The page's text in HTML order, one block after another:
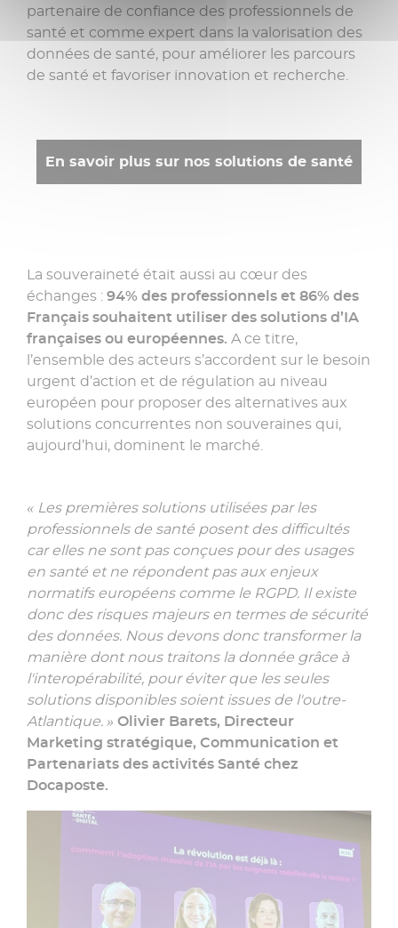
partenaire de confiance des professionnels de
santé et comme expert dans la valorisation des
données de santé, pour améliorer les parcours
de santé et favoriser innovation et recherche.
En savoir plus sur nos solutions de santé
La souveraineté était aussi au cœur des
échanges : 94% des professionnels et 86% des
Français souhaitent utiliser des solutions d’IA
françaises ou européennes. A ce titre,
l’ensemble des acteurs s’accordent sur le besoin
urgent d’action et de régulation au niveau
européen pour proposer des alternatives aux
solutions concurrentes non souveraines qui,
aujourd’hui, dominent le marché.
« Les premières solutions utilisées par les
professionnels de santé posent des difficultés
car elles ne sont pas conçues pour des usages
en santé et ne répondent pas aux enjeux
normatifs européens comme le RGPD. Il existe
donc des risques majeurs en termes de sécurité
des données. Nous devons donc transformer la
manière dont nous traitons la donnée grâce à
l'interopérabilité, pour éviter que les seules
solutions disponibles soient issues de l'outre-
Atlantique. » Olivier Barets, Directeur
Marketing stratégique, Communication et
Partenariats des activités Santé chez
Docaposte.